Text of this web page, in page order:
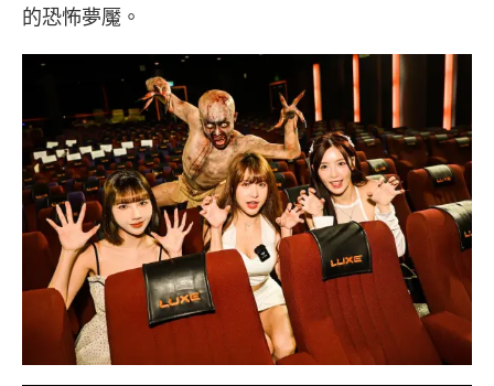
的恐怖夢魘。